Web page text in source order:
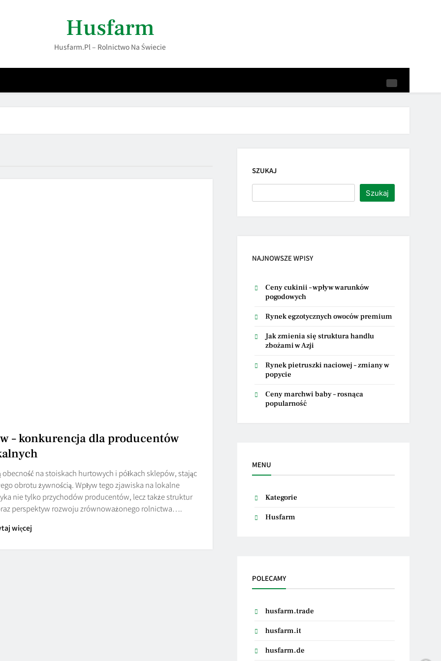
Husfarm
Husfarm.pl – Rolnictwo Na Świecie
– konkurencja dla producentów
na stoiskach hurtowych i półkach sklepów, stając
obrotu żywnością. Wpływ tego zjawiska na lokalne
nie tylko przychodów producentów, lecz także struktur
perspektyw rozwoju zrównoważonego rolnictwa….
więcej
SZUKAJ
Szukaj
NAJNOWSZE WPISY
Ceny cukinii – wpływ warunków
pogodowych
Rynek egzotycznych owoców premium
Jak zmienia się struktura handlu
zbożami w Azji
Rynek pietruszki naciowej – zmiany w
popycie
Ceny marchwi baby – rosnąca
popularność
MENU
Kategorie
Husfarm
POLECAMY
husfarm.trade
husfarm.it
husfarm.de